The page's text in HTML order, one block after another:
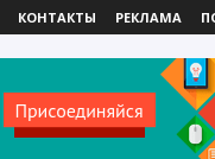
КОНТАКТЫ РЕКЛАМА